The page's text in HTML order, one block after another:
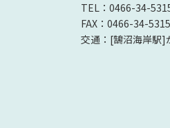
TEL：0466-34-
FAX：0466-34-5315
交通：[鵠沼海岸駅]